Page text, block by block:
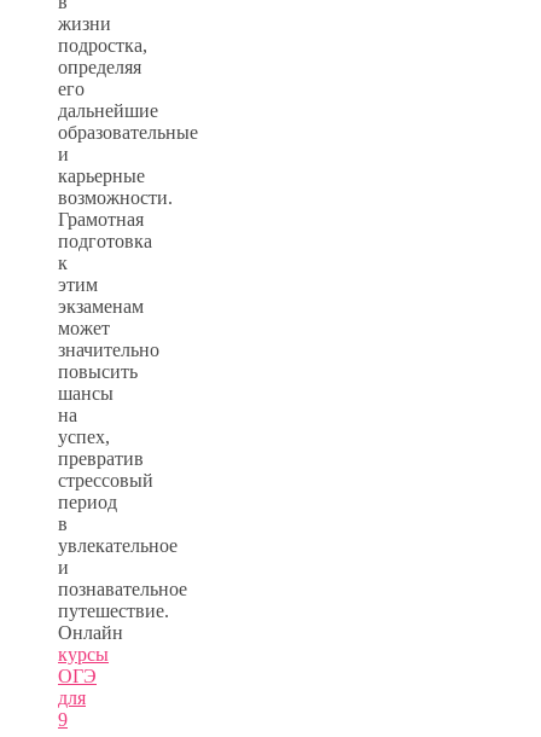
жизни
подростка,
определяя
его
дальнейшие
образовательные
и
карьерные
возможности.
Грамотная
подготовка
к
этим
экзаменам
может
значительно
повысить
шансы
на
успех,
превратив
стрессовый
период
в
увлекательное
и
познавательное
путешествие.
Онлайн
курсы
ОГЭ
для
9